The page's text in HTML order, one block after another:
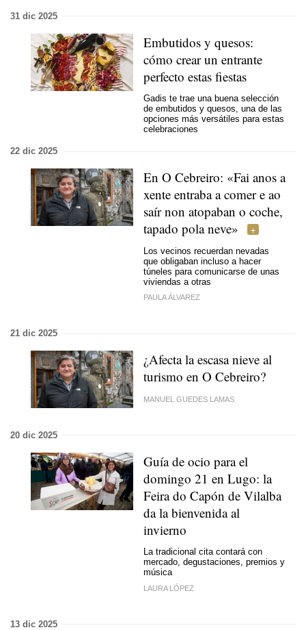
31 dic 2025
Embutidos y quesos:
cómo crear un entrante
perfecto estas fiestas
Gadis te trae una buena selección
de embutidos y quesos, una de las
opciones más versátiles para estas
celebraciones
22 dic 2025
En O Cebreiro: «Fai anos a
xente entraba a comer e ao
saír non atopaban o coche,
tapado pola neve»
Los vecinos recuerdan nevadas
que obligaban incluso a hacer
túneles para comunicarse de unas
viviendas a otras
PAULA ÁLVAREZ
21 dic 2025
¿Afecta la escasa nieve al
turismo en O Cebreiro?
MANUEL GUEDES LAMAS
20 dic 2025
Guía de ocio para el
domingo 21 en Lugo: la
Feira do Capón de Vilalba
da la bienvenida al
invierno
La tradicional cita contará con
mercado, degustaciones, premios y
música
LAURA LÓPEZ
13 dic 2025